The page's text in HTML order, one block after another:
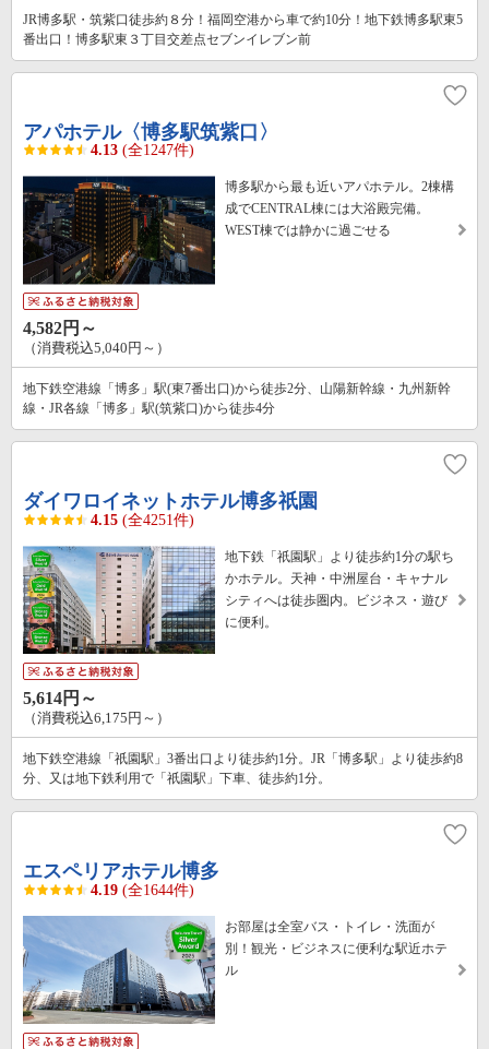
JR博多駅・筑紫口徒歩約８分！福岡空港から車で約10分！地下鉄博多駅東5
番出口！博多駅東３丁目交差点セブンイレブン前
アパホテル〈博多駅筑紫口〉
4.13 (全1247件)
博多駅から最も近いアパホテル。2棟構
成でCENTRAL棟には大浴殿完備。
WEST棟では静かに過ごせる
4,582円～
（消費税込5,040円～）
地下鉄空港線「博多」駅(東7番出口)から徒歩2分、山陽新幹線・九州新幹
線・JR各線「博多」駅(筑紫口)から徒歩4分
ダイワロイネットホテル博多祇園
4.15 (全4251件)
地下鉄「祇園駅」より徒歩約1分の駅ち
かホテル。天神・中洲屋台・キャナル
シティへは徒歩圏内。ビジネス・遊び
に便利。
5,614円～
（消費税込6,175円～）
地下鉄空港線「祇園駅」3番出口より徒歩約1分。JR「博多駅」より徒歩約8
分、又は地下鉄利用で「祇園駅」下車、徒歩約1分。
エスペリアホテル博多
4.19 (全1644件)
お部屋は全室バス・トイレ・洗面が
別！観光・ビジネスに便利な駅近ホテ
ル